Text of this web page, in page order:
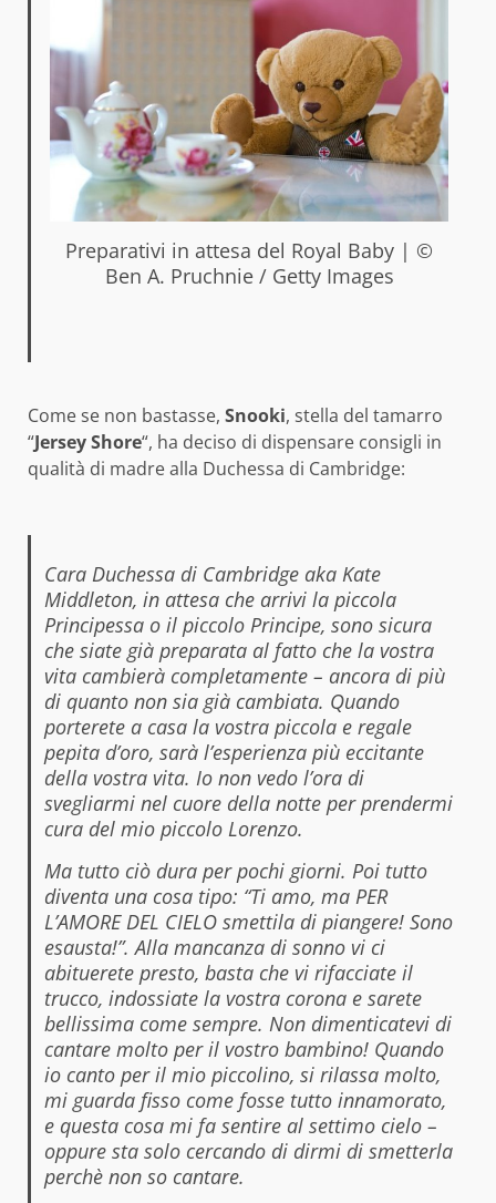
Preparativi in attesa del Royal Baby | ©
Ben A. Pruchnie / Getty Images
Come se non bastasse, Snooki, stella del tamarro
“Jersey Shore“, ha deciso di dispensare consigli in
qualità di madre alla Duchessa di Cambridge:
Cara Duchessa di Cambridge aka Kate
Middleton, in attesa che arrivi la piccola
Principessa o il piccolo Principe, sono sicura
che siate già preparata al fatto che la vostra
vita cambierà completamente – ancora di più
di quanto non sia già cambiata. Quando
porterete a casa la vostra piccola e regale
pepita d’oro, sarà l’esperienza più eccitante
della vostra vita. Io non vedo l’ora di
svegliarmi nel cuore della notte per prendermi
cura del mio piccolo Lorenzo.
Ma tutto ciò dura per pochi giorni. Poi tutto
diventa una cosa tipo: “Ti amo, ma PER
L’AMORE DEL CIELO smettila di piangere! Sono
esausta!”. Alla mancanza di sonno vi ci
abituerete presto, basta che vi rifacciate il
trucco, indossiate la vostra corona e sarete
bellissima come sempre. Non dimenticatevi di
cantare molto per il vostro bambino! Quando
io canto per il mio piccolino, si rilassa molto,
mi guarda fisso come fosse tutto innamorato,
e questa cosa mi fa sentire al settimo cielo –
oppure sta solo cercando di dirmi di smetterla
perchè non so cantare.